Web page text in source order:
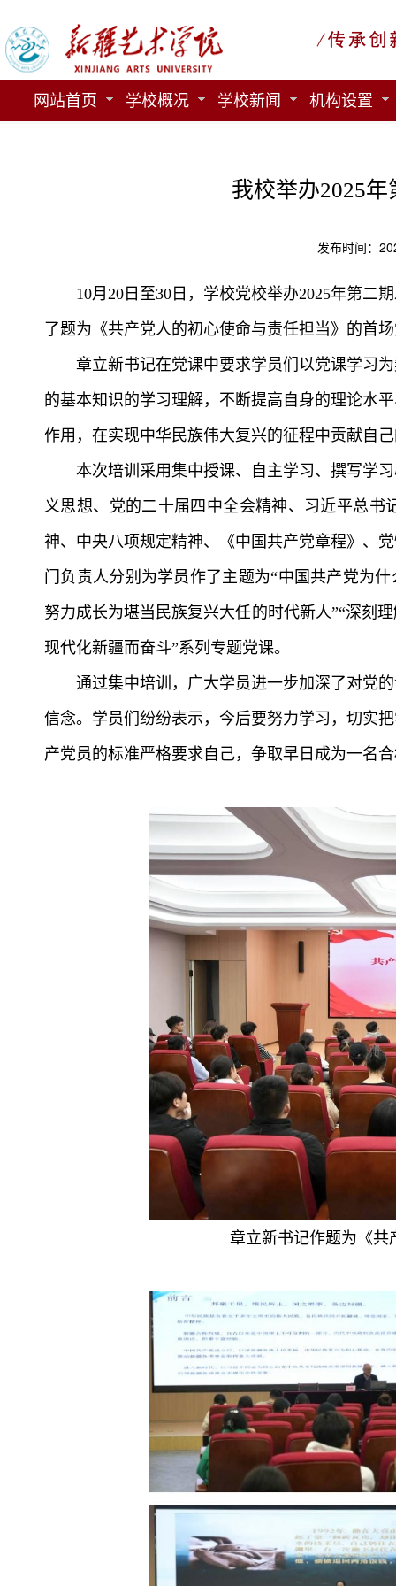
网站首页 学校概况 学校新闻 机构设置
我校举办2025
发布时间：
10月20日至30日，学校党校举办2025年第二
了题为《共产党人的初心使命与责任担当》的首
章立新书记在党课中要求学员们以党课学习
的基本知识的学习理解，不断提高自身的理论水
作用，在实现中华民族伟大复兴的征程中贡献自
本次培训采用集中授课、自主学习、撰写学
义思想、党的二十届四中全会精神、习近平总
神、中央八项规定精神、《中国共产党章程》、
门负责人分别为学员作了主题为“中国共产党为
努力成长为堪当民族复兴大任的时代新人”“深刻
现代化新疆而奋斗”系列专题党课。
通过集中培训，广大学员进一步加深了对党
信念。学员们纷纷表示，今后要努力学习，切实
产党员的标准严格要求自己，争取早日成为一名
章立新书记作题为《共